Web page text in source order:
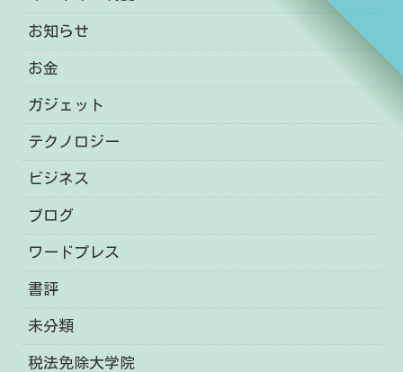
お知らせ
お金
ガジェット
テクノロジー
ビジネス
ブログ
ワードプレス
書評
未分類
税法免除大学院